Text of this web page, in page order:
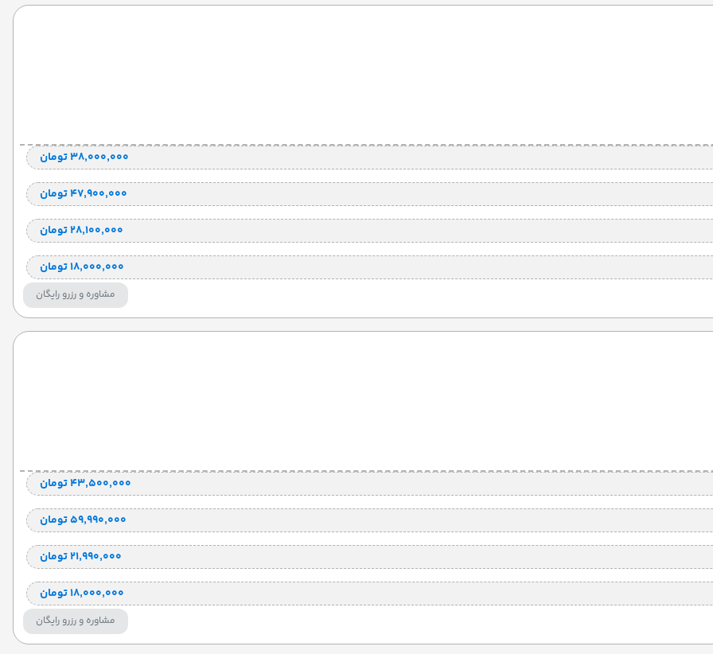
۳۸٬۰۰۰٬۰۰۰ تومان
۴۷٬۹۰۰٬۰۰۰ تومان
۲۸٬۱۰۰٬۰۰۰ تومان
۱۸٬۰۰۰٬۰۰۰ تومان
مشاوره و رزرو رایگان
۴۳٬۵۰۰٬۰۰۰ تومان
۵۹٬۹۹۰٬۰۰۰ تومان
۲۱٬۹۹۰٬۰۰۰ تومان
۱۸٬۰۰۰٬۰۰۰ تومان
مشاوره و رزرو رایگان